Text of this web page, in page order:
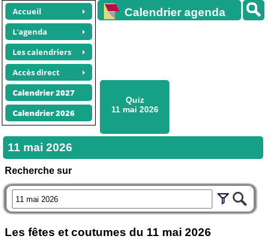
Accueil
L'agenda
Les calendriers
Accès direct
Calendrier 2027
Calendrier 2026
Calendrier agenda
Quiz
11 mai 2026
11 mai 2026
Recherche sur
Les fêtes et coutumes du 11 mai 2026